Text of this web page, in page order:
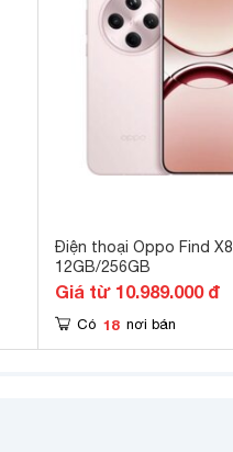
Điện thoại Oppo Find X8
12GB/256GB
Giá từ 10.989.000 đ
Có 18 nơi bán